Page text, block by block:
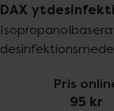
DAX
Pris
95 kr